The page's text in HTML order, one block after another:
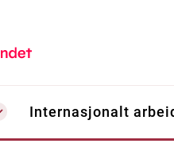
Internasjonalt